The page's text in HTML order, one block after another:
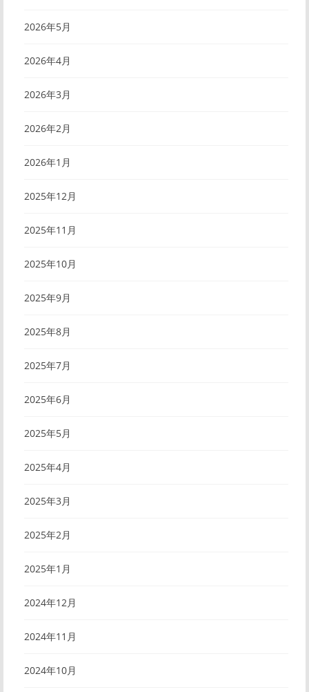
2026年5月
2026年4月
2026年3月
2026年2月
2026年1月
2025年12月
2025年11月
2025年10月
2025年9月
2025年8月
2025年7月
2025年6月
2025年5月
2025年4月
2025年3月
2025年2月
2025年1月
2024年12月
2024年11月
2024年10月